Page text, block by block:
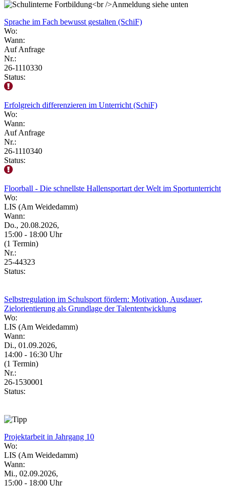
Sprache im Fach bewusst gestalten (SchiF)
Wo:
Wann:
Auf Anfrage
Nr.:
26-1110330
Status:
Erfolgreich differenzieren im Unterricht (SchiF)
Wo:
Wann:
Auf Anfrage
Nr.:
26-1110340
Status:
Floorball - Die schnellste Hallensportart der Welt im Sportunterricht
Wo:
LIS (Am Weidedamm)
Wann:
Do., 20.08.2026,
15:00 - 18:00 Uhr
(1 Termin)
Nr.:
25-44323
Status:
Selbstregulation im Schulsport fördern: Motivation, Ausdauer,
Zielorientierung als Grundlage der Talententwicklung
Wo:
LIS (Am Weidedamm)
Wann:
Di., 01.09.2026,
14:00 - 16:30 Uhr
(1 Termin)
Nr.:
26-1530001
Status:
Projektarbeit in Jahrgang 10
Wo:
LIS (Am Weidedamm)
Wann:
Mi., 02.09.2026,
15:00 - 18:00 Uhr